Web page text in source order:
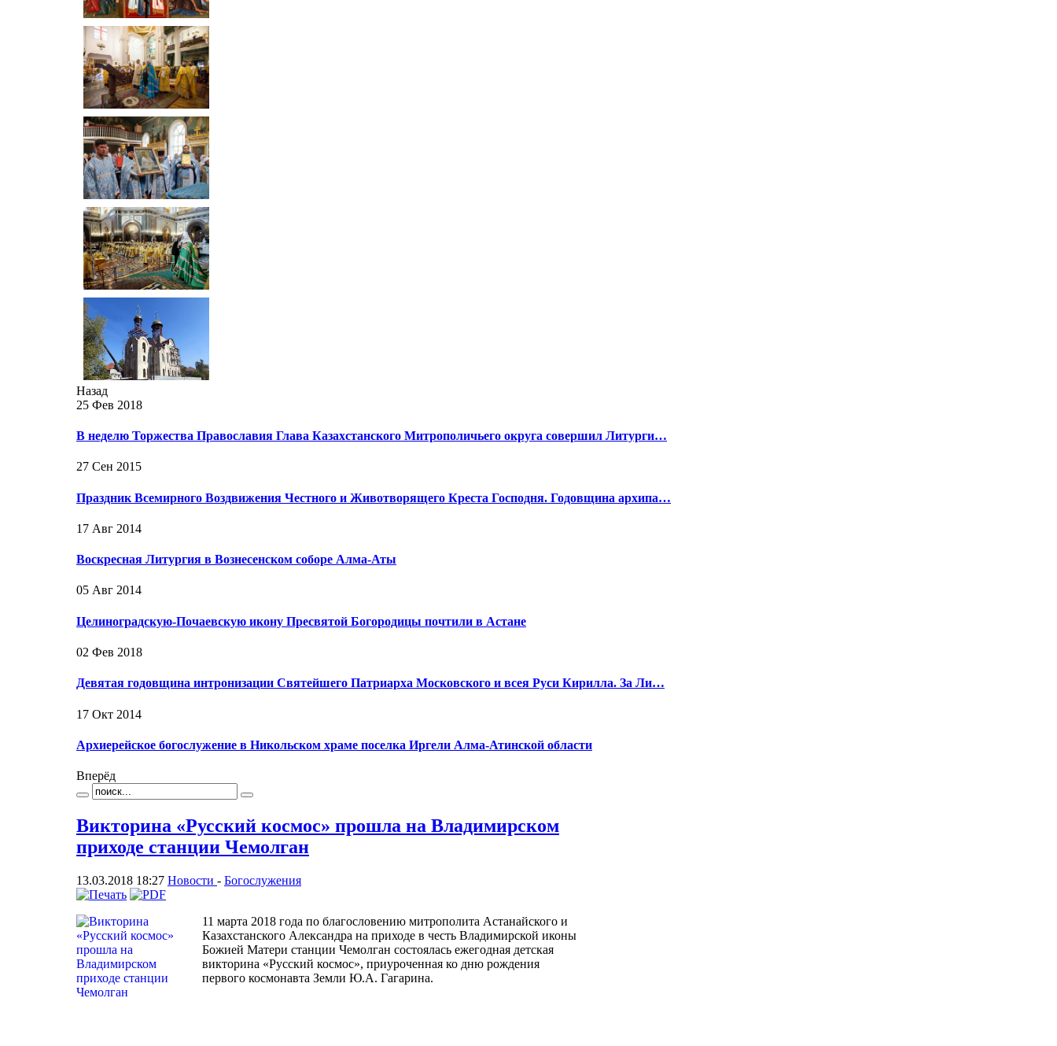
Назад
25 Фев 2018
В неделю Торжества Православия Глава Казахстанского Митрополичьего округа совершил Литурги…
27 Сен 2015
Праздник Всемирного Воздвижения Честного и Животворящего Креста Господня. Годовщина архипа…
17 Авг 2014
Воскресная Литургия в Вознесенском соборе Алма-Аты
05 Авг 2014
Целиноградскую-Почаевскую икону Пресвятой Богородицы почтили в Астане
02 Фев 2018
Девятая годовщина интронизации Святейшего Патриарха Московского и всея Руси Кирилла. За Ли…
17 Окт 2014
Архиерейское богослужение в Никольском храме поселка Иргели Алма-Атинской области
Вперёд
Викторина «Русский космос» прошла на Владимирском
приходе станции Чемолган
13.03.2018 18:27 Новости - Богослужения
11 марта 2018 года по благословению митрополита Астанайского и
Казахстанского Александра на приходе в честь Владимирской иконы
Божией Матери станции Чемолган состоялась ежегодная детская
викторина «Русский космос», приуроченная ко дню рождения
первого космонавта Земли Ю.А. Гагарина.